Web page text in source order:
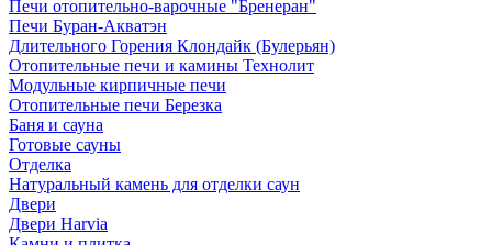
Печи отопительно-варочные "Бренеран"
Печи Буран-Акватэн
Длительного Горения Клондайк (Булерьян)
Отопительные печи и камины Технолит
Модульные кирпичные печи
Отопительные печи Березка
Баня и сауна
Готовые сауны
Отделка
Натуральный камень для отделки саун
Двери
Двери Harvia